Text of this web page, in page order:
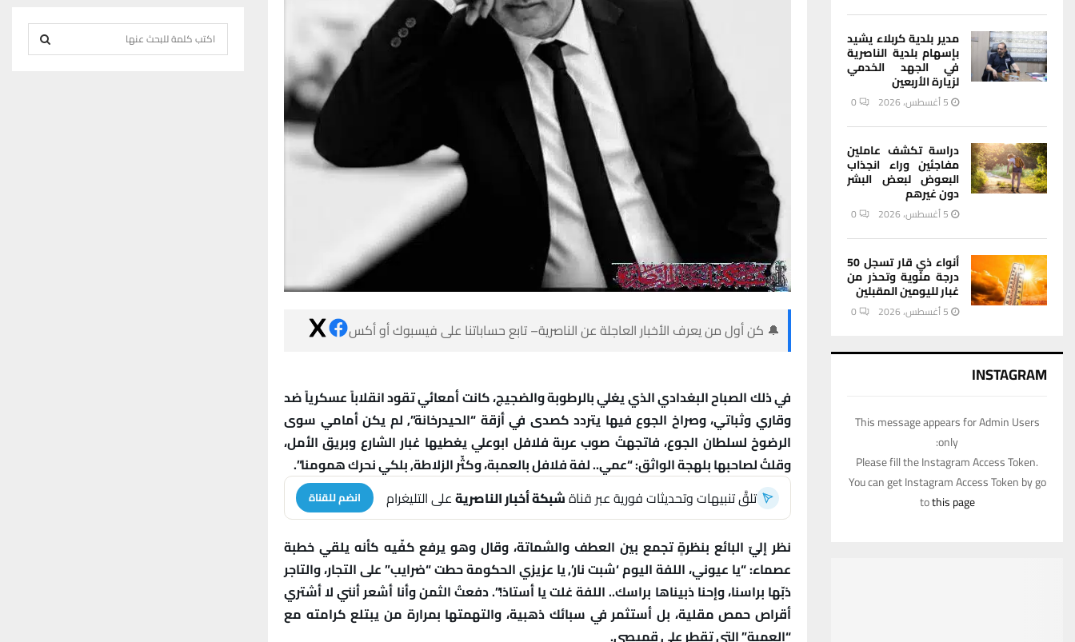
🔔 كن أول من يعرف الأخبار العاجلة عن الناصرية– تابع حساباتنا على فيسبوك أو أكس
في ذلك الصباح البغدادي الذي يغلي بالرطوبة والضجيج، كانت أمعائي تقود انقلاباً عسكرياً ضد
وقاري وثباتي، وصراخ الجوع فيها يتردد كصدى في أزقة “الحيدرخانة”, لم يكن أمامي سوى
الرضوخ لسلطان الجوع، فاتجهتُ صوب عربة فلافل ابوعلي يغطيها غبار الشارع وبريق الأمل،
وقلتُ لصاحبها بلهجة الواثق: “عمي.. لفة فلافل بالعمبة، وكثّر الزلاطة, بلكي نحرك همومنا”.
تلقَّ تنبيهات وتحديثات فورية عبر قناةشبكة أخبار الناصريةعلى التليغرام انضم للقناة
نظر إليّ البائع بنظرةٍ تجمع بين العطف والشماتة، وقال وهو يرفع كفّيه كأنه يلقي خطبة
عصماء: “يا عيوني، اللفة اليوم ‘شبت نار’, يا عزيزي الحكومة حطت “ضرايب” على التجار، والتاجر
ذبّها براسنا، وإحنا ذبيناها براسك.. اللفة غلت يا أستاذ!”. دفعتُ الثمن وأنا أشعر أنني لا أشتري
أقراص حمص مقلية، بل أستثمر في سبائك ذهبية، والتهمتها بمرارة من يبتلع كرامته مع
“العمبة” التي تقطر على قميصي.
مدير بلدية كربلاء يشيد
بإسهام بلدية الناصرية
في الجهد الخدمي
لزيارة الأربعين
5 أغسطس، 2026 0
دراسة تكشف عاملين
مفاجئين وراء انجذاب
البعوض لبعض البشر
دون غيرهم
5 أغسطس، 2026 0
أنواء ذي قار تسجل 50
درجة مئوية وتحذر من
غبار لليومين المقبلين
5 أغسطس، 2026 0
INSTAGRAM
This message appears for Admin Users
only:
Please fill the Instagram Access Token.
You can get Instagram Access Token by go
tothis page
e